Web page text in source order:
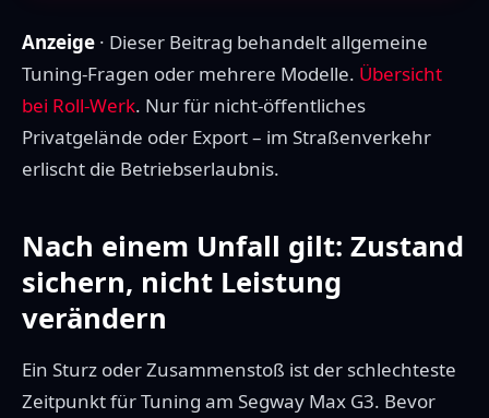
Anzeige · Dieser Beitrag behandelt allgemeine
Tuning-Fragen oder mehrere Modelle. Übersicht
bei Roll-Werk. Nur für nicht-öffentliches
Privatgelände oder Export – im Straßenverkehr
erlischt die Betriebserlaubnis.
Nach einem Unfall gilt: Zustand
sichern, nicht Leistung
verändern
Ein Sturz oder Zusammenstoß ist der schlechteste
Zeitpunkt für Tuning am Segway Max G3. Bevor